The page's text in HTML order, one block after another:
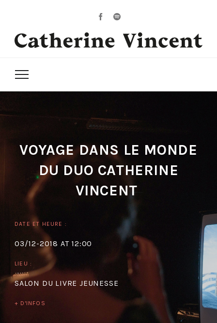
VOYAGE DANS LE MONDE
DU DUO CATHERINE
VINCENT
DATE ET HEURE :
03/12-2018 AT 12:00
LIEU :
SALON DU LIVRE JEUNESSE
+ D'INFOS